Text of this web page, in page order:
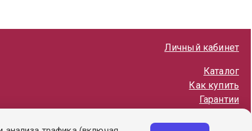
Личный кабинет
Каталог
Как купить
Гарантии
Политика обработки ПД